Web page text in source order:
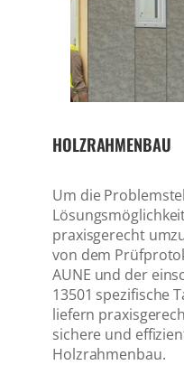
HOLZRAHMENBAU
Um die
praxisgerecht
von dem
AUNE und der
13501 spezifische
liefern
sichere und
Holzrahmenbau.